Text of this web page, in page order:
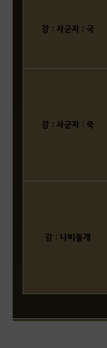
강 : 사군자 : 국
강 : 사군자 : 죽
강 : 나비돌개